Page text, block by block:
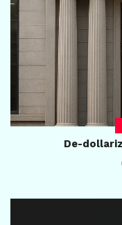
De-